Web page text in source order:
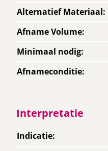
Alternatief Materiaal:
Afname Volume:
Minimaal nodig:
Afnameconditie:
Interpretatie
Indicatie: